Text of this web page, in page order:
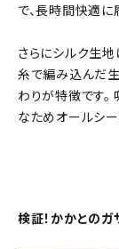
で、長時間快適に
さらにシルク生地
糸で編み込んだ生
わりが特徴です。
なためオールシー
検証！かかとの